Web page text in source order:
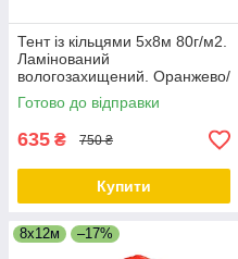
Тент із кільцями 5х8м 80г/м2.
Ламінований
вологозахищений. Оранжево/
зелений. Двосторонній.
Готово до відправки
635 ₴ 750 ₴
Купити
8х12м –17%